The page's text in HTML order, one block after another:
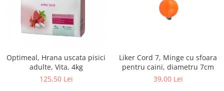
Optimeal, Hrana uscata pisici
adulte, Vita, 4kg
125,50 Lei
Liker Cord 7, Minge cu sfoara
pentru caini, diametru 7cm
39,00 Lei